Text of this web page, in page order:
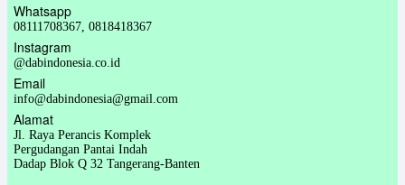
Whatsapp
08111708367, 0818418367
Instagram
@dabindonesia.co.id
Email
info@dabindonesia@gmail.com
Alamat
Jl. Raya Perancis Komplek
Pergudangan Pantai Indah
Dadap Blok Q 32 Tangerang-Banten